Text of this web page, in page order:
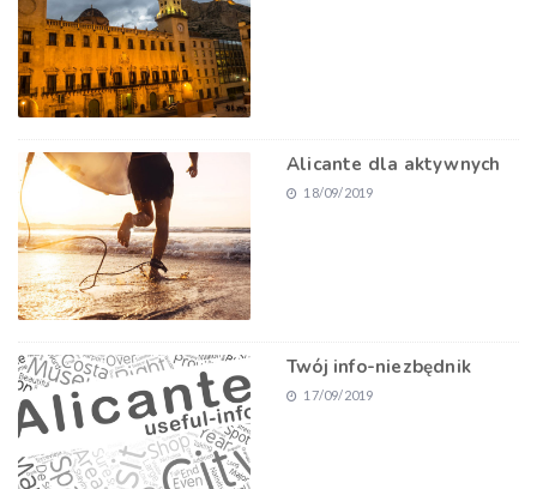
Alicante dla aktywnych
18/09/2019
Twój info-niezbędnik
17/09/2019